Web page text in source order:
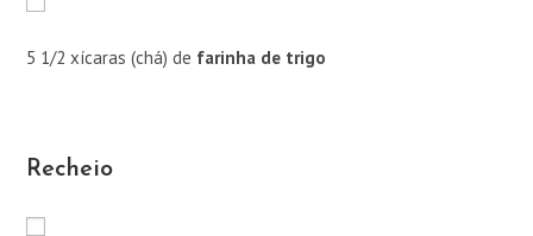
5 1/2 xícaras (chá) de farinha de trigo
Recheio